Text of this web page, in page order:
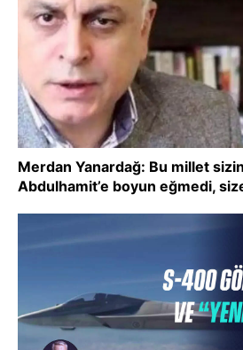
Merdan Yanardağ: Bu millet
Abdulhamit’e boyun eğmedi,